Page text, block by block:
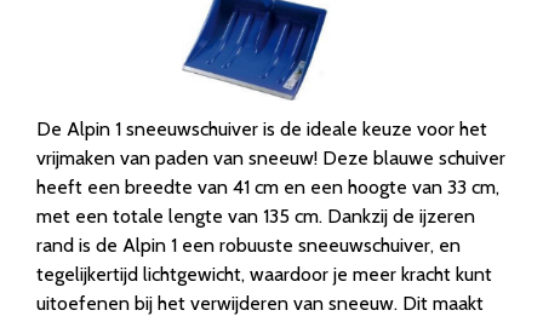
De Alpin 1 sneeuwschuiver is de ideale keuze voor het
vrijmaken van paden van sneeuw! Deze blauwe schuiver
heeft een breedte van 41 cm en een hoogte van 33 cm,
met een totale lengte van 135 cm. Dankzij de ijzeren
rand is de Alpin 1 een robuuste sneeuwschuiver, en
tegelijkertijd lichtgewicht, waardoor je meer kracht kunt
uitoefenen bij het verwijderen van sneeuw. Dit maakt